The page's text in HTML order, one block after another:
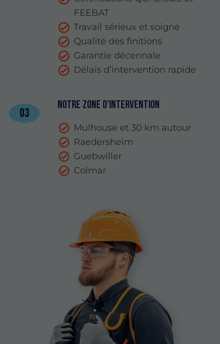
FEEBAT
Travail sérieux et soigné
Qualité des finitions
Garantie décennale
Délais d’intervention rapide
03
Notre zone d’intervention
Mulhouse et 30 km autour
Raedersheim
Guebwiller
Colmar